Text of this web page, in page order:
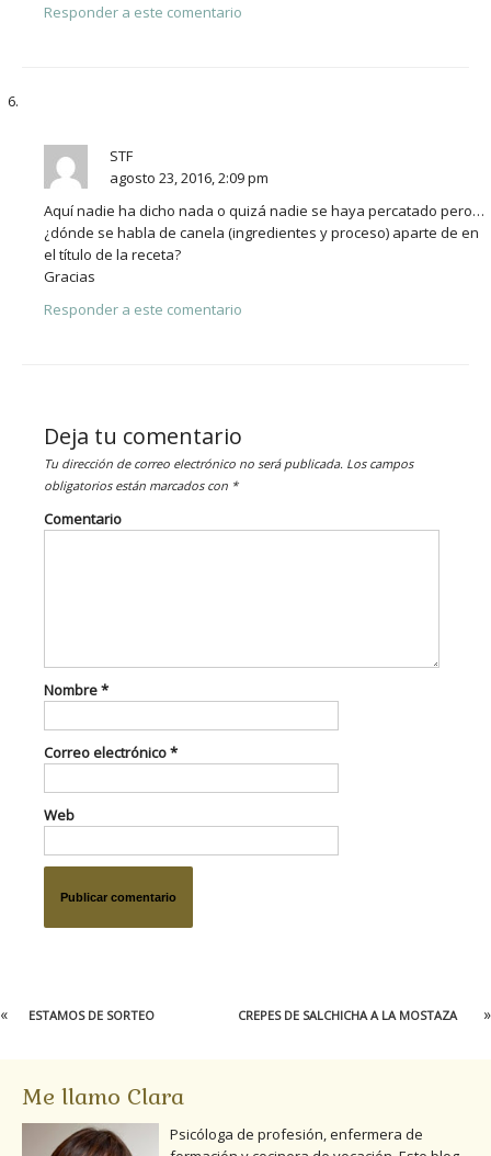
Responder a este comentario
STF
agosto 23, 2016, 2:09 pm
Aquí nadie ha dicho nada o quizá nadie se haya percatado pero…
¿dónde se habla de canela (ingredientes y proceso) aparte de en
el título de la receta?
Gracias
Responder a este comentario
Deja tu comentario
Tu dirección de correo electrónico no será publicada. Los campos
obligatorios están marcados con *
Comentario
Nombre*
Correo electrónico*
Web
CREPES DE SALCHICHA A LA MOSTAZA »
« ESTAMOS DE SORTEO
Me llamo Clara
Psicóloga de profesión, enfermera de